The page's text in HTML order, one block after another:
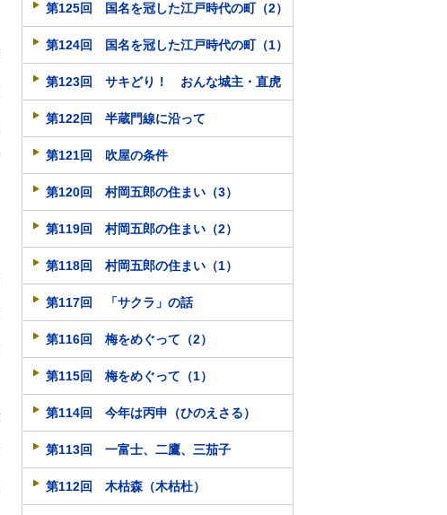
第125回 国名を冠した江戸時代の町（2）
第124回 国名を冠した江戸時代の町（1）
第123回 サキどり！ おんな城主・直虎
第122回 半蔵門線に沿って
第121回 吹屋の条件
第120回 村岡五郎の住まい（3）
第119回 村岡五郎の住まい（2）
第118回 村岡五郎の住まい（1）
第117回 「サクラ」の話
第116回 梅をめぐって（2）
第115回 梅をめぐって（1）
第114回 今年は丙申（ひのえさる）
第113回 一富士、二鷹、三茄子
第112回 木枯森（木枯杜）